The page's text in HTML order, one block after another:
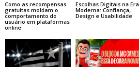
Como as recompensas
gratuitas moldam o
comportamento do
usuário em plataformas
online
Escolhas Digitais na Era
Moderna: Confiança,
Design e Usabilidade